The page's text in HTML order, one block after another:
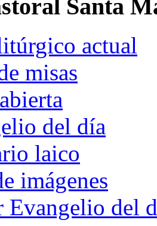
Santa
actual
misas
del día
laico
imágenes
Evangelio del